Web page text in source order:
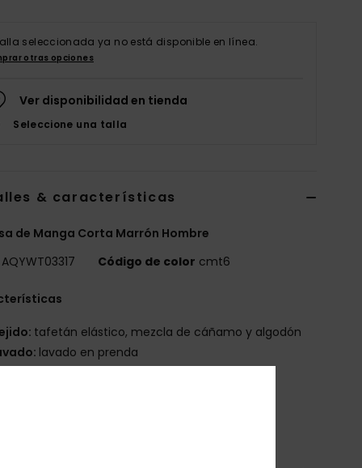
seleccionada ya no está disponible en línea.
otras opciones
Ver disponibilidad en tienda
Seleccione una talla
& características
de Manga Corta Marrón Hombre
AQYWT03317 Código de color cmt6
tafetán elástico, mezcla de cáñamo y algodón
lavado en prenda